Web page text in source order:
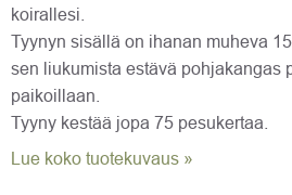
koirallesi.
Tyynyn sisällä on ihanan muheva
sen liukumista estävä pohjakangas
paikoillaan.
Tyyny kestää jopa 75 pesukertaa.
Lue koko tuotekuvaus »